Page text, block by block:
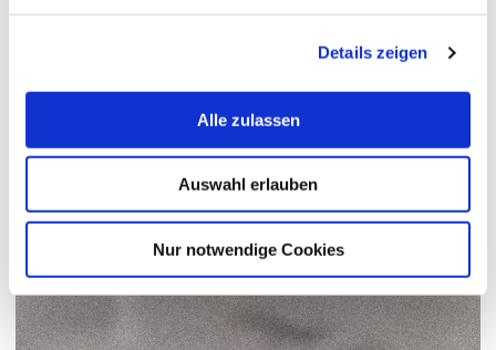
Details zeigen
Alle zulassen
Auswahl erlauben
Nur notwendige Cookies